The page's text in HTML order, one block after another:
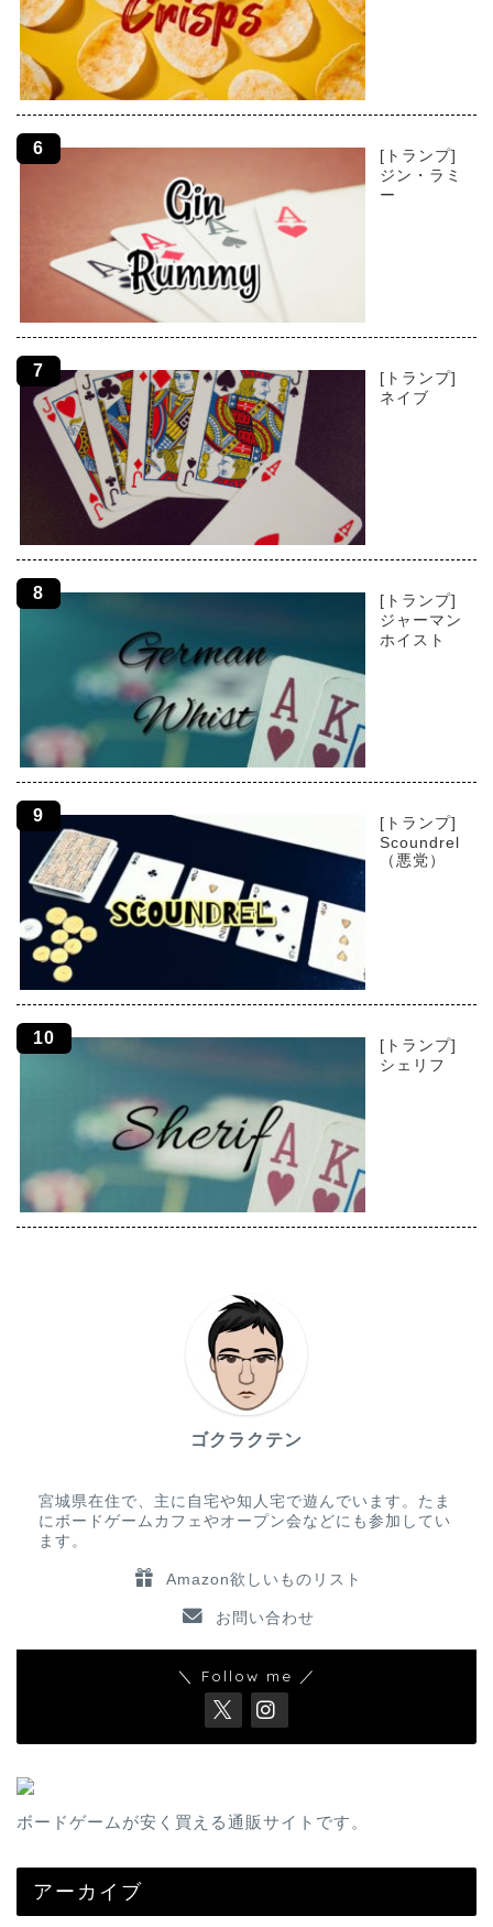
[トランプ]
ジン・ラミ
ー
[トランプ]
ネイブ
[トランプ]
ジャーマン
ホイスト
[トランプ]
Scoundrel
（悪党）
[トランプ]
シェリフ
ゴクラクテン
宮城県在住で、主に自宅や知人宅で遊んでいます。たま
にボードゲームカフェやオープン会などにも参加してい
ます。
Amazon欲しいものリスト
お問い合わせ
＼ Follow me ／
ボードゲームが安く買える通販サイトです。
アーカイブ